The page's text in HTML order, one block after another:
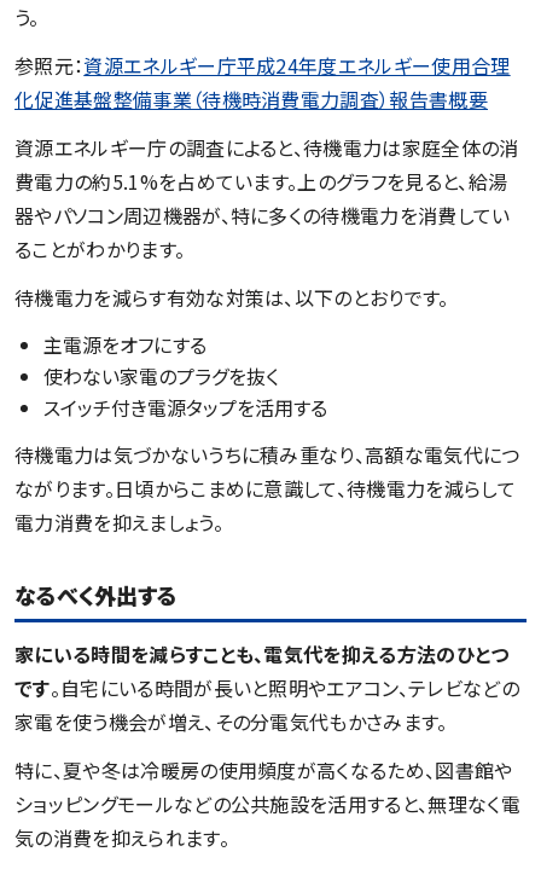
う。
参照元：資源エネルギー庁平成24年度エネルギー使用合理
化促進基盤整備事業（待機時消費電力調査）報告書概要
資源エネルギー庁の調査によると、待機電力は家庭全体の消
費電力の約5.1%を占めています。上のグラフを見ると、給湯
器やパソコン周辺機器が、特に多くの待機電力を消費してい
ることがわかります。
待機電力を減らす有効な対策は、以下のとおりです。
主電源をオフにする
使わない家電のプラグを抜く
スイッチ付き電源タップを活用する
待機電力は気づかないうちに積み重なり、高額な電気代につ
ながります。日頃からこまめに意識して、待機電力を減らして
電力消費を抑えましょう。
なるべく外出する
家にいる時間を減らすことも、電気代を抑える方法のひとつ
です。自宅にいる時間が長いと照明やエアコン、テレビなどの
家電を使う機会が増え、その分電気代もかさみます。
特に、夏や冬は冷暖房の使用頻度が高くなるため、図書館や
ショッピングモールなどの公共施設を活用すると、無理なく電
気の消費を抑えられます。